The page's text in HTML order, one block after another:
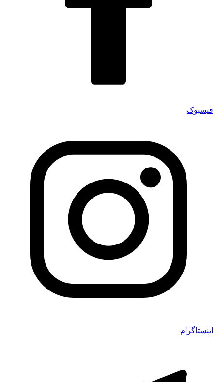
فیسبوک
اینستاگرام